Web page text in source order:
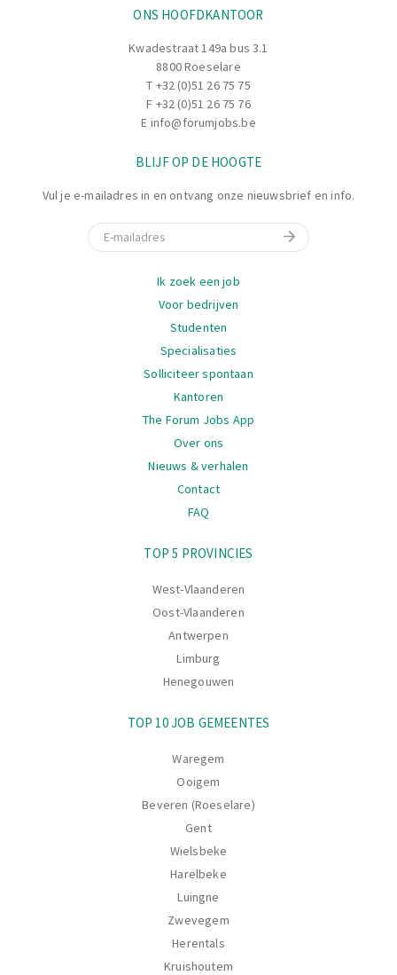
ONS HOOFDKANTOOR
Kwadestraat 149a bus 3.1
8800 Roeselare
T +32 (0)51 26 75 75
F +32 (0)51 26 75 76
E info@forumjobs.be
BLIJF OP DE HOOGTE
Vul je e-mailadres in en ontvang onze nieuwsbrief en info.
E-mail
Ik zoek een job
Voor bedrijven
Studenten
Specialisaties
Solliciteer spontaan
Kantoren
The Forum Jobs App
Over ons
Nieuws & verhalen
Contact
FAQ
TOP 5 PROVINCIES
West-Vlaanderen
Oost-Vlaanderen
Antwerpen
Limburg
Henegouwen
TOP 10 JOB GEMEENTES
Waregem
Ooigem
Beveren (Roeselare)
Gent
Wielsbeke
Harelbeke
Luingne
Zwevegem
Herentals
Kruishoutem